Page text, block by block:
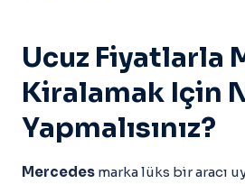
Ucuz Fiyatlarla
Kiralamak Için
Yapmalısınız?
Mercedes marka lüks bir aracı